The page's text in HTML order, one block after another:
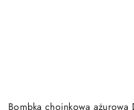
Bombka choinkowa ażurowa